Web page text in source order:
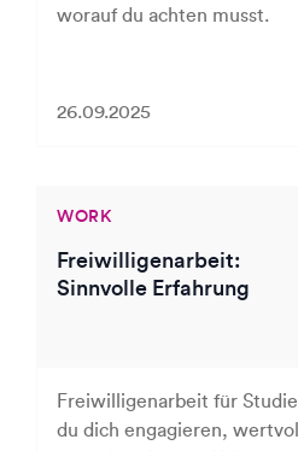
worauf du achten musst.
26.09.2025
WORK
Freiwilligenarbeit:
Sinnvolle Erfahrung
Freiwilligenarbeit für
du dich engagieren,